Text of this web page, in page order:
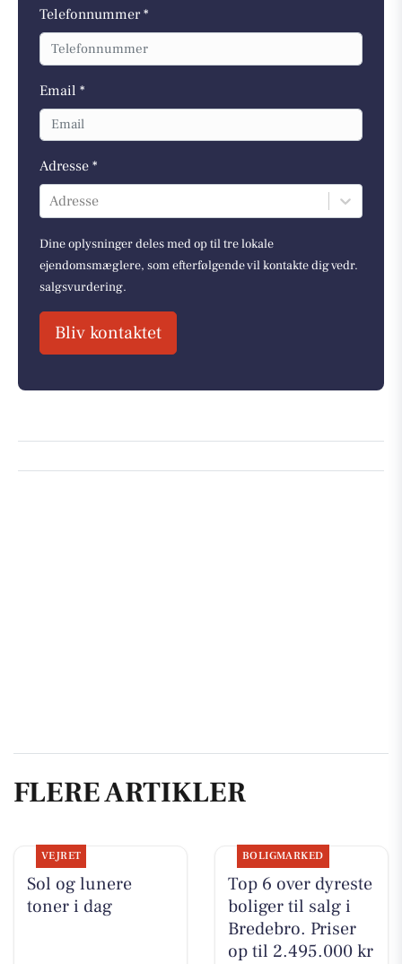
Telefonnummer *
Email *
Adresse *
Adresse
Dine oplysninger deles med op til tre lokale
ejendomsmæglere, som efterfølgende vil kontakte dig vedr.
salgsvurdering.
Bliv kontaktet
FLERE ARTIKLER
VEJRET
Sol og lunere
toner i dag
BOLIGMARKED
Top 6 over dyreste
boliger til salg i
Bredebro. Priser
op til 2.495.000 kr